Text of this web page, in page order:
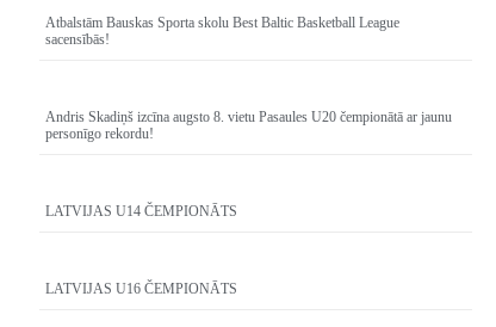
Atbalstām Bauskas Sporta skolu Best Baltic Basketball League
sacensībās!
Andris Skadiņš izcīna augsto 8. vietu Pasaules U20 čempionātā ar jaunu
personīgo rekordu!
LATVIJAS U14 ČEMPIONĀTS
LATVIJAS U16 ČEMPIONĀTS